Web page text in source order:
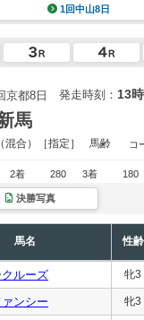
1回中山8日
京都8日 発走時刻： 13
馬
（混合）［指定］ 馬齢 コ
2着 280 3着 180
決勝写真
馬名 性齢
ルーズ 牝3
ンシー 牝3